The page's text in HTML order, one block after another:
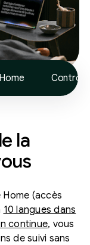
la
(accès
10 langues dans
continue, vous
de suivi sans